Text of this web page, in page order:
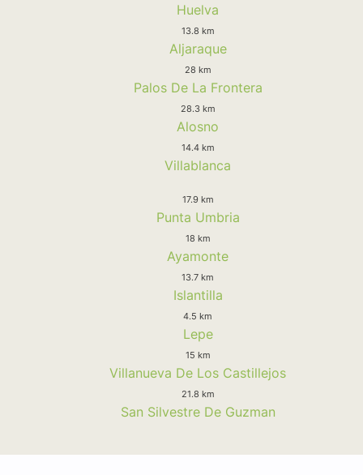
Huelva
13.8 km
Aljaraque
28 km
Palos De La Frontera
28.3 km
Alosno
14.4 km
Villablanca
17.9 km
Punta Umbria
18 km
Ayamonte
13.7 km
Islantilla
4.5 km
Lepe
15 km
Villanueva De Los Castillejos
21.8 km
San Silvestre De Guzman